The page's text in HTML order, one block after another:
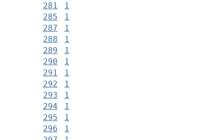
281
1
285
1
287
1
288
1
289
1
290
1
291
1
292
1
293
1
294
1
295
1
296
1